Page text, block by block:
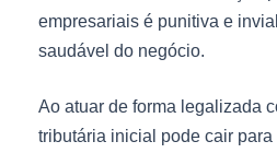
empresariais é punitiva e
saudável do negócio.
Ao atuar de forma legalizada
tributária inicial pode cair